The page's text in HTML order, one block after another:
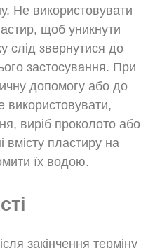
Не використовувати
щоб уникнути
слід звернутися до
застосування. При
допомогу або до
використовувати,
виріб проколото або
вмісту пластиру на
їх водою.
закінчення терміну